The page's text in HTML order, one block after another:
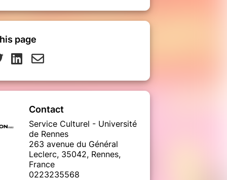
page
Contact
Service Culturel - Université
de Rennes
263 avenue du Général
Leclerc, 35042, Rennes,
France
0223235568